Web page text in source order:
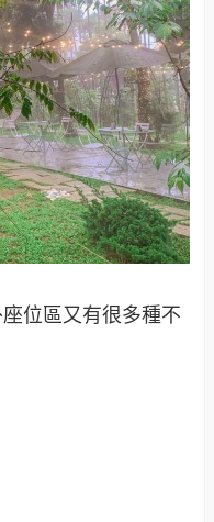
位區又有很多種不